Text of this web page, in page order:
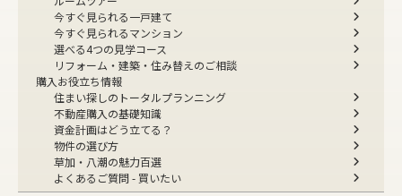
今すぐ見られる一戸建て
今すぐ見られるマンション
選べる4つの見学コース
リフォーム・建築・住み替えのご相談
購入お役立ち情報
住まい探しのトータルプランニング
不動産購入の基礎知識
資金計画はどう立てる？
物件の選び方
草加・八潮の魅力百選
よくあるご質問 - 買いたい